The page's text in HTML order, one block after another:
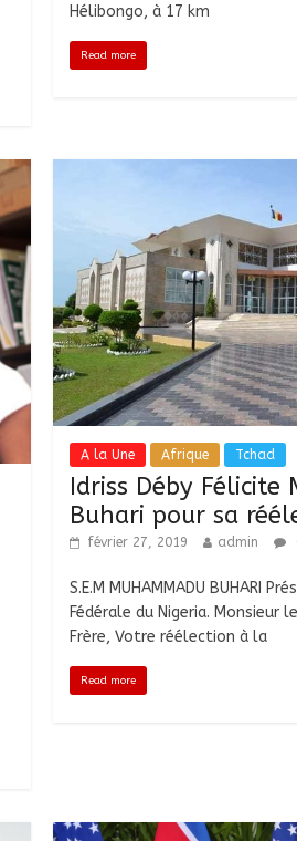
Hélibongo, à 17 km
Read more
A la Une Afrique Tchad
Idriss Déby Félicite
Buhari pour sa
février 27, 2019 admin
S.E.M MUHAMMADU BUHARI
Fédérale du Nigeria. Monsieur
Frère, Votre réélection à la
Read more